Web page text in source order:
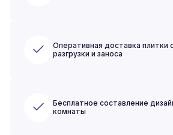
Оперативная доставка плитки
разгрузки и заноса
Бесплатное составление
комнаты